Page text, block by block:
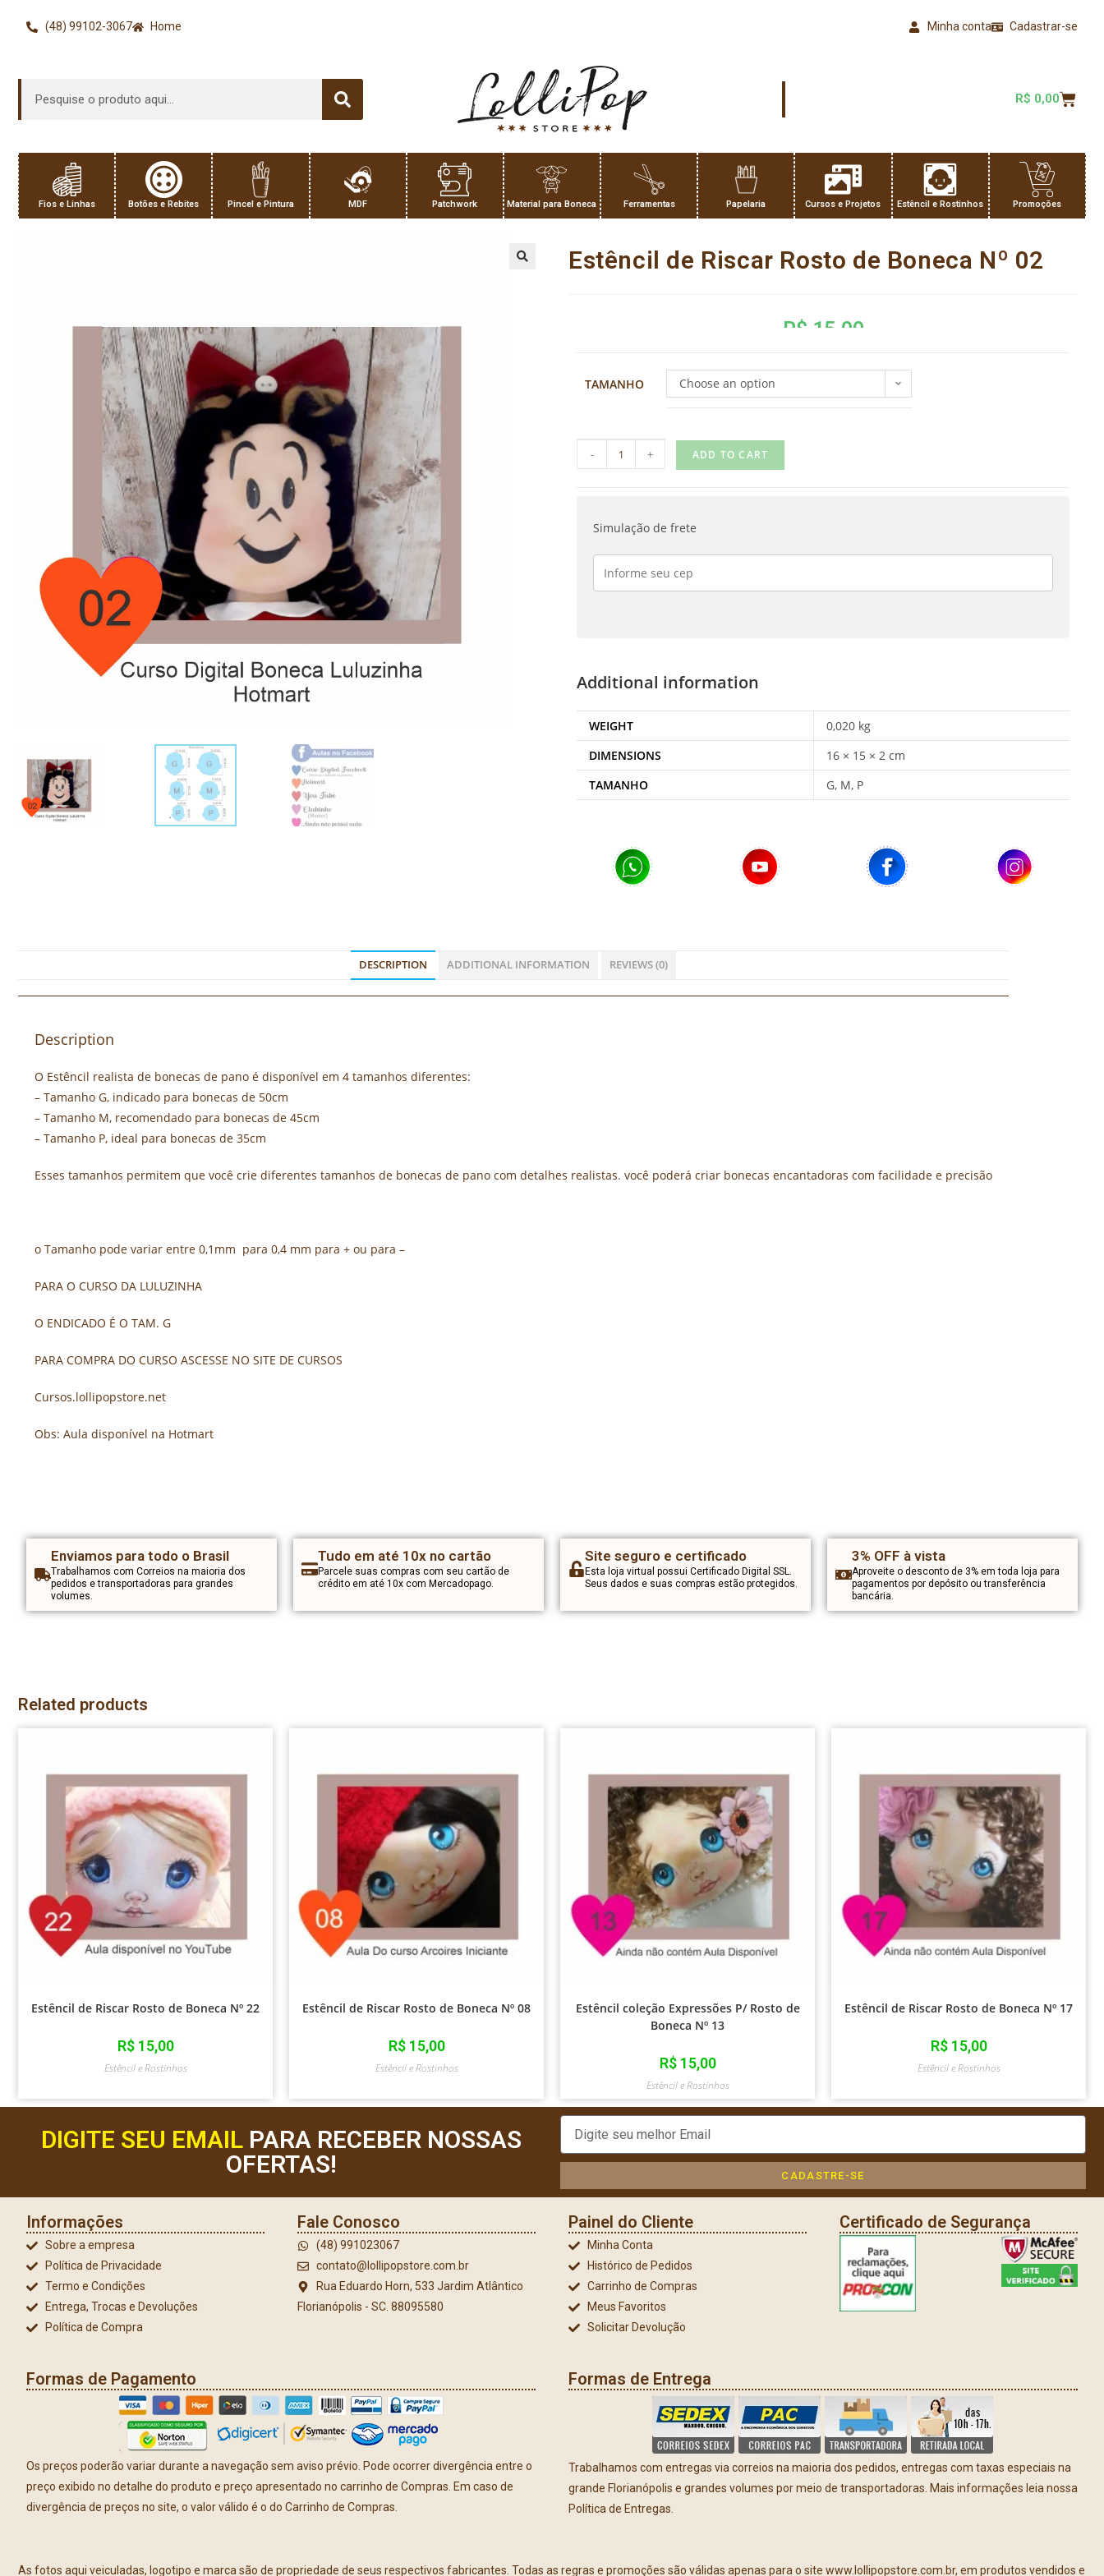
(48) 99102-3067 Home Cadastrar-se
Minha conta
R$ 0,00
Fios e Linhas Botões e Rebites Pincel e Pintura MDF Patchwork Material para Boneca Ferramentas Papelaria Cursos e Projetos Estêncil e Rostinhos Promoções
Estêncil de Riscar Rosto de Boneca Nº 02
R$ 15,00
TAMANHO Choose an option
- + ADD TO CART
Simulação de frete
Additional information
WEIGHT
0,020 kg
DIMENSIONS
16 × 15 × 2 cm
TAMANHO
G, M, P
DESCRIPTION ADDITIONAL INFORMATION REVIEWS (0)
Description
O Estêncil realista de bonecas de pano é disponível em 4 tamanhos diferentes:
– Tamanho G, indicado para bonecas de 50cm
– Tamanho M, recomendado para bonecas de 45cm
– Tamanho P, ideal para bonecas de 35cm
Esses tamanhos permitem que você crie diferentes tamanhos de bonecas de pano com detalhes realistas. você poderá criar bonecas encantadoras com facilidade e precisão
o Tamanho pode variar entre 0,1mm para 0,4 mm para + ou para –
PARA O CURSO DA LULUZINHA
O ENDICADO É O TAM. G
PARA COMPRA DO CURSO ASCESSE NO SITE DE CURSOS
Cursos.lollipopstore.net
Obs: Aula disponível na Hotmart
Enviamos para todo o Brasil
Trabalhamos com Correios na maioria dos
pedidos e transportadoras para grandes
volumes.
Tudo em até 10x no cartão
Parcele suas compras com seu cartão de
crédito em até 10x com Mercadopago.
Site seguro e certificado
Esta loja virtual possui Certificado Digital SSL.
Seus dados e suas compras estão protegidos.
3% OFF à vista
Aproveite o desconto de 3% em toda loja para
pagamentos por depósito ou transferência
bancária.
Related products
Estêncil de Riscar Rosto de Boneca Nº 22
R$15,00
Estêncil e Rostinhos
Estêncil de Riscar Rosto de Boneca Nº 08
R$15,00
Estêncil e Rostinhos
Estêncil coleção Expressões P/ Rosto de
Boneca Nº 13
R$15,00
Estêncil e Rostinhos
Estêncil de Riscar Rosto de Boneca Nº 17
R$15,00
Estêncil e Rostinhos
DIGITE SEU EMAILPARA RECEBER NOSSAS
OFERTAS!
CADASTRE-SE
Informações
Sobre a empresa
Política de Privacidade
Termo e Condições
Entrega, Trocas e Devoluções
Política de Compra
Fale Conosco
(48) 991023067
contato@lollipopstore.com.br
Rua Eduardo Horn, 533 Jardim Atlântico
Florianópolis - SC. 88095580
Painel do Cliente
Minha Conta
Histórico de Pedidos
Carrinho de Compras
Meus Favoritos
Solicitar Devolução
Certificado de Segurança
Formas de Pagamento
Os preços poderão variar durante a navegação sem aviso prévio. Pode ocorrer divergência entre o
preço exibido no detalhe do produto e preço apresentado no carrinho de Compras. Em caso de
divergência de preços no site, o valor válido é o do Carrinho de Compras.
Formas de Entrega
Trabalhamos com entregas via correios na maioria dos pedidos, entregas com taxas especiais na
grande Florianópolis e grandes volumes por meio de transportadoras. Mais informações leia nossa
Política de Entregas.
As fotos aqui veiculadas, logotipo e marca são de propriedade de seus respectivos fabricantes. Todas as regras e promoções são válidas apenas para o site www.lollipopstore.com.br, em produtos vendidos e